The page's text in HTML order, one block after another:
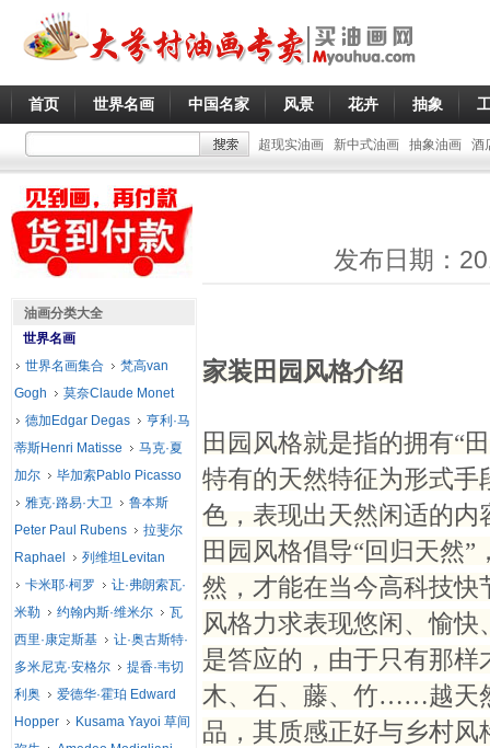
首页 世界名画 中国名家 风景 花卉 抽象
超现实油画 新中式油画 抽象油画 酒
发布日期：
家装田园风格介绍
田园风格就是指的拥有“
特有的天然特征为形式
色，表现出天然闲适的内
田园风格倡导“回归天然
然，才能在当今高科技
风格力求表现悠闲、愉
是答应的，由于只有那
木、石、藤、竹……越天
品，其质感正好与乡村
油画分类大全
世界名画
世界名画集合
梵高van
Gogh
莫奈Claude Monet
德加Edgar Degas
亨利·马
蒂斯Henri Matisse
马克·夏
加尔
毕加索Pablo Picasso
雅克·路易·大卫
鲁本斯
Peter Paul Rubens
拉斐尔
Raphael
列维坦Levitan
卡米耶·柯罗
让·弗朗索瓦·
米勒
约翰内斯·维米尔
瓦
西里·康定斯基
让·奥古斯特·
多米尼克·安格尔
提香·韦切
利奥
爱德华·霍珀 Edward
Hopper
Kusama Yayoi 草间